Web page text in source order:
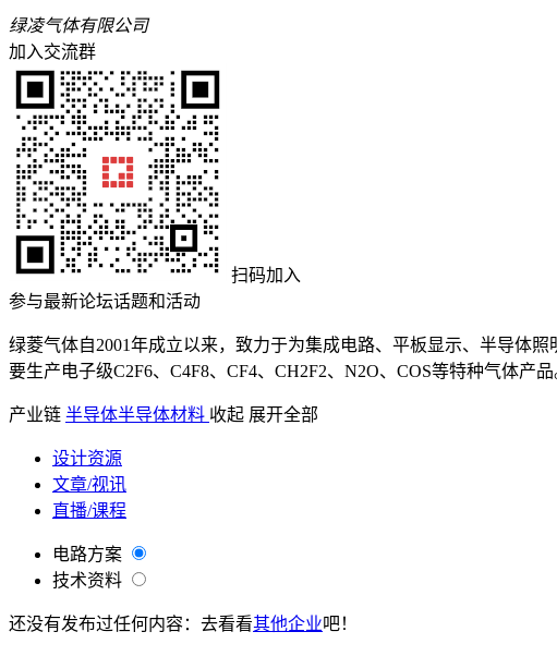
绿凌气体有限公司
加入交流群
扫码加入
参与最新论坛话题和活动
绿菱气体自2001年成立以来，致力于为集成电路、平板显示、半导体
要生产电子级C2F6、C4F8、CF4、CH2F2、N2O、COS等特种气体产品
产业链 半导体半导体材料 收起 展开全部
设计资源
文章/视讯
直播/课程
电路方案
技术资料
还没有发布过任何内容：去看看其他企业吧！